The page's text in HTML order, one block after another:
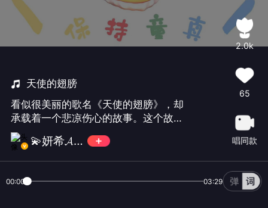
天使的翅膀
看似很美丽的歌名《天使的翅膀》，却
承载着一个悲凉伤心的故事。这个故事
就在徐誉滕老师的歌声里展现，伤感的
歌词，凄婉唯美的歌声，忧伤蔓延的旋
律，呈现出歌曲的唯美，也道出故事的
🌹🌹🌹🌹🌹🌹🌹🌹🌹
💫妍希𝓐𝓘𝓚 ✨
2.0k
65
唱同款
00:00 03:29